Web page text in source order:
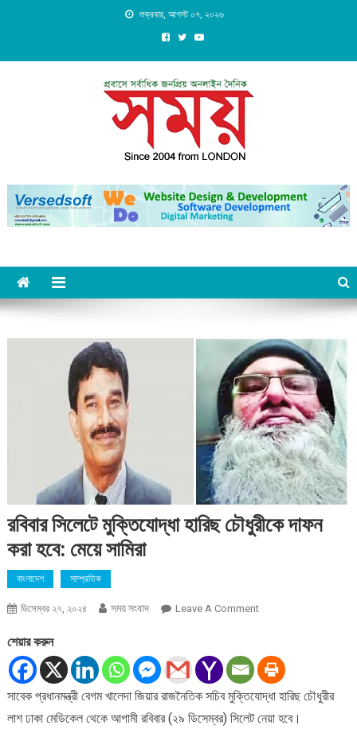
শুক্রবার, আগস্ট ০৭, ২০২৬
Daily Shomoy, Since 2004
from LONDON
রবিবার সিলেটে মুক্তিযোদ্ধা হারিছ চৌধুরীকে দাফন
করা হবে: মেয়ে সামিরা
বাংলাদেশ সাম্প্রতিক
ডিসেম্বর ২৭, ২০২৪ সময় সংবাদ Leave A CommentOn
মুক্তিযোদ্ধা
হারিছ
চৌধুরীকে
দাফন
শেয়ার করুন
সাবেক প্রধানমন্ত্রী বেগম খালেদা জিয়ার রাজনৈতিক সচিব মুক্তিযোদ্ধা হারিছ চৌধুরীর
লাশ ঢাকা মেডিকেল থেকে আগামী রবিবার (২৯ ডিসেম্বর) সিলেট নেয়া হবে।